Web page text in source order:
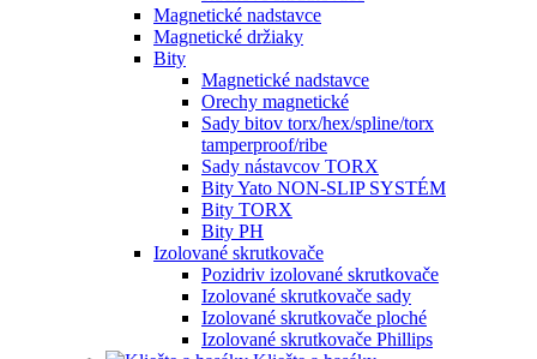
Magnetické nadstavce
Magnetické držiaky
Bity
Magnetické nadstavce
Orechy magnetické
Sady bitov torx/hex/spline/torx
tamperproof/ribe
Sady nástavcov TORX
Bity Yato NON-SLIP SYSTÉM
Bity TORX
Bity PH
Izolované skrutkovače
Pozidriv izolované skrutkovače
Izolované skrutkovače sady
Izolované skrutkovače ploché
Izolované skrutkovače Phillips